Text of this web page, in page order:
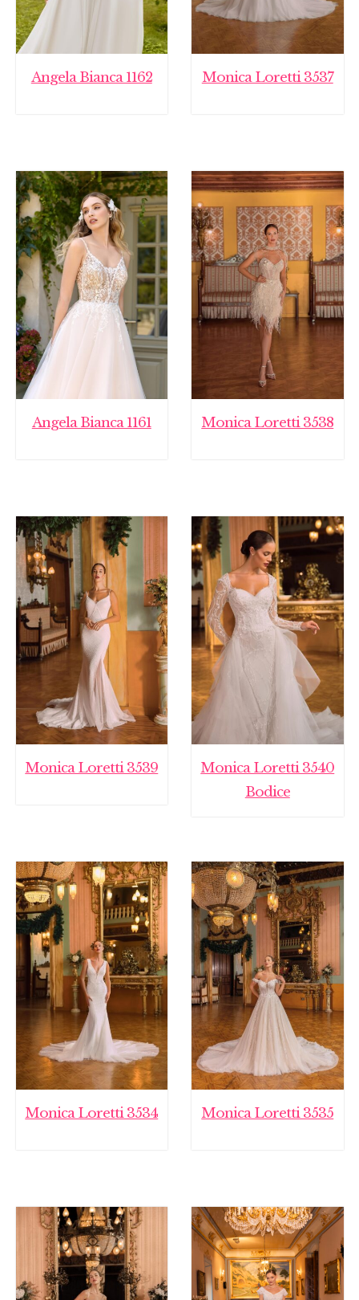
Angela Bianca 1162 Monica Loretti 3537
Angela Bianca 1161 Monica Loretti 3538
Monica Loretti 3539
Monica Loretti 3540
Bodice
Monica Loretti 3534 Monica Loretti 3535